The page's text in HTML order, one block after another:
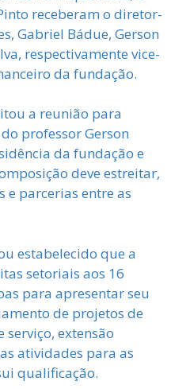
receberam o diretor-
Gabriel Bádue, Gerson
respectivamente vice-
da fundação.
a reunião para
professor Gerson
da fundação e
deve estreitar,
e parcerias entre as
estabelecido que a
setoriais aos 16
para apresentar seu
de projetos de
serviço, extensão
atividades para as
qualificação.